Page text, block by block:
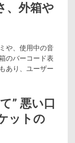
、外箱や
や、使用中の音
のバーコード表
あり、ユーザー
” 悪い口
ットの